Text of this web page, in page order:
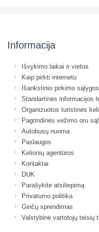
Informacija
Išvykimo laikai ir vietos
Kaip pirkti internetu
Išankstinio pirkimo sąlygos
Standartinės informacijos
Organizuotos turistinės
Pagrindinės vežimo oru
Autobusų nuoma
Paslaugos
Kelionių agentūros
Kontaktai
DUK
Parašykite atsiliepimą
Privatumo politika
Ginčų sprendimas
Valstybinė vartotojų teisių